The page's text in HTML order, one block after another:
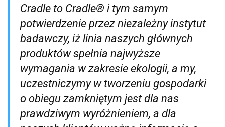
Cradle to Cradle® i tym samym
potwierdzenie przez niezależny instytut
badawczy, iż linia naszych głównych
produktów spełnia najwyższe
wymagania w zakresie ekologii, a my,
uczestniczymy w tworzeniu gospodarki
o obiegu zamkniętym jest dla nas
prawdziwym wyróżnieniem, a dla